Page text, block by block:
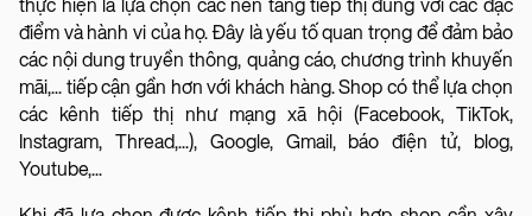
thực hiện là lựa chọn các nền tảng tiếp thị đúng với các đặc
điểm và hành vi của họ. Đây là yếu tố quan trọng để đảm bảo
các nội dung truyền thông, quảng cáo, chương trình khuyến
mãi,... tiếp cận gần hơn với khách hàng. Shop có thể lựa chọn
các kênh tiếp thị như mạng xã hội (Facebook, TikTok,
Instagram, Thread,...), Google, Gmail, báo điện tử, blog,
Youtube,...